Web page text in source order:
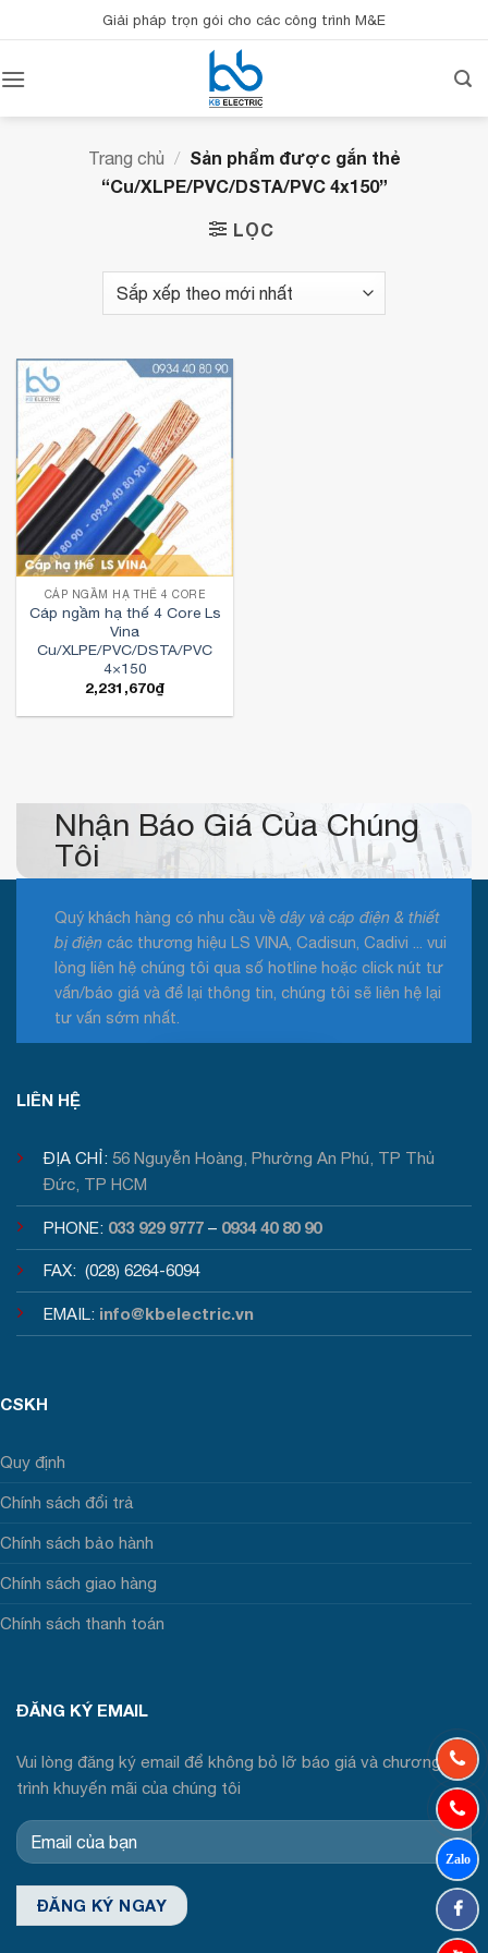
qua
dung
Giải pháp trọn gói cho các công trình M&E
Trang chủ / Sản phẩm được gắn thẻ
“Cu/XLPE/PVC/DSTA/PVC 4x150”
LỌC
CÁP NGẦM HẠ THẾ 4 CORE
Cáp ngầm hạ thế 4 Core Ls
Vina
Cu/XLPE/PVC/DSTA/PVC
4×150
2,231,670₫
Nhận Báo Giá Của Chúng
Tôi
Quý khách hàng có nhu cầu về dây và cáp điện & thiết
bị điện các thương hiệu LS VINA, Cadisun, Cadivi ... vui
lòng liên hệ chúng tôi qua số hotline hoặc click nút tư
vấn/báo giá và để lại thông tin, chúng tôi sẽ liên hệ lại
tư vấn sớm nhất.
LIÊN HỆ
ĐỊA CHỈ: 56 Nguyễn Hoàng, Phường An Phú, TP Thủ
Đức, TP HCM
PHONE: 033 929 9777 – 0934 40 80 90
FAX: (028) 6264-6094
EMAIL: info@kbelectric.vn
CSKH
Quy định
Chính sách đổi trả
Chính sách bảo hành
Chính sách giao hàng
Chính sách thanh toán
ĐĂNG KÝ EMAIL
Vui lòng đăng ký email để không bỏ lỡ báo giá và chương
trình khuyến mãi của chúng tôi